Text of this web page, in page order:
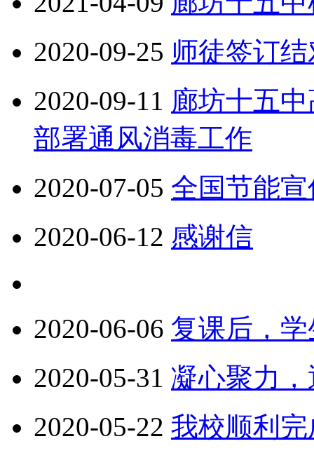
2020-09-25 师徒签订
2020-09-11 廊坊十五
部署通风消毒工作
2020-07-05 全国节能
2020-06-12 感谢信
2020-06-06 复课后，
2020-05-31 凝心聚力
2020-05-22 我校顺利